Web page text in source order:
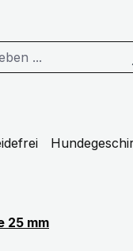
25 mm